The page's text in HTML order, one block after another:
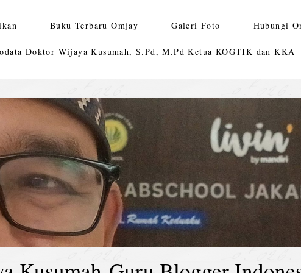
Buku Terbaru Omjay Galeri Foto Hubungi
Doktor Wijaya Kusumah, S.Pd, M.Pd Ketua KOGTIK dan KKA